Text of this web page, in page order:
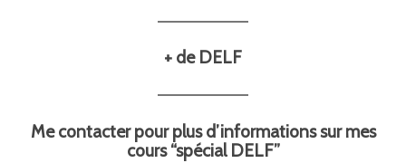
+ de DELF
Me contacter pour plus d’informations sur mes
cours “spécial DELF”